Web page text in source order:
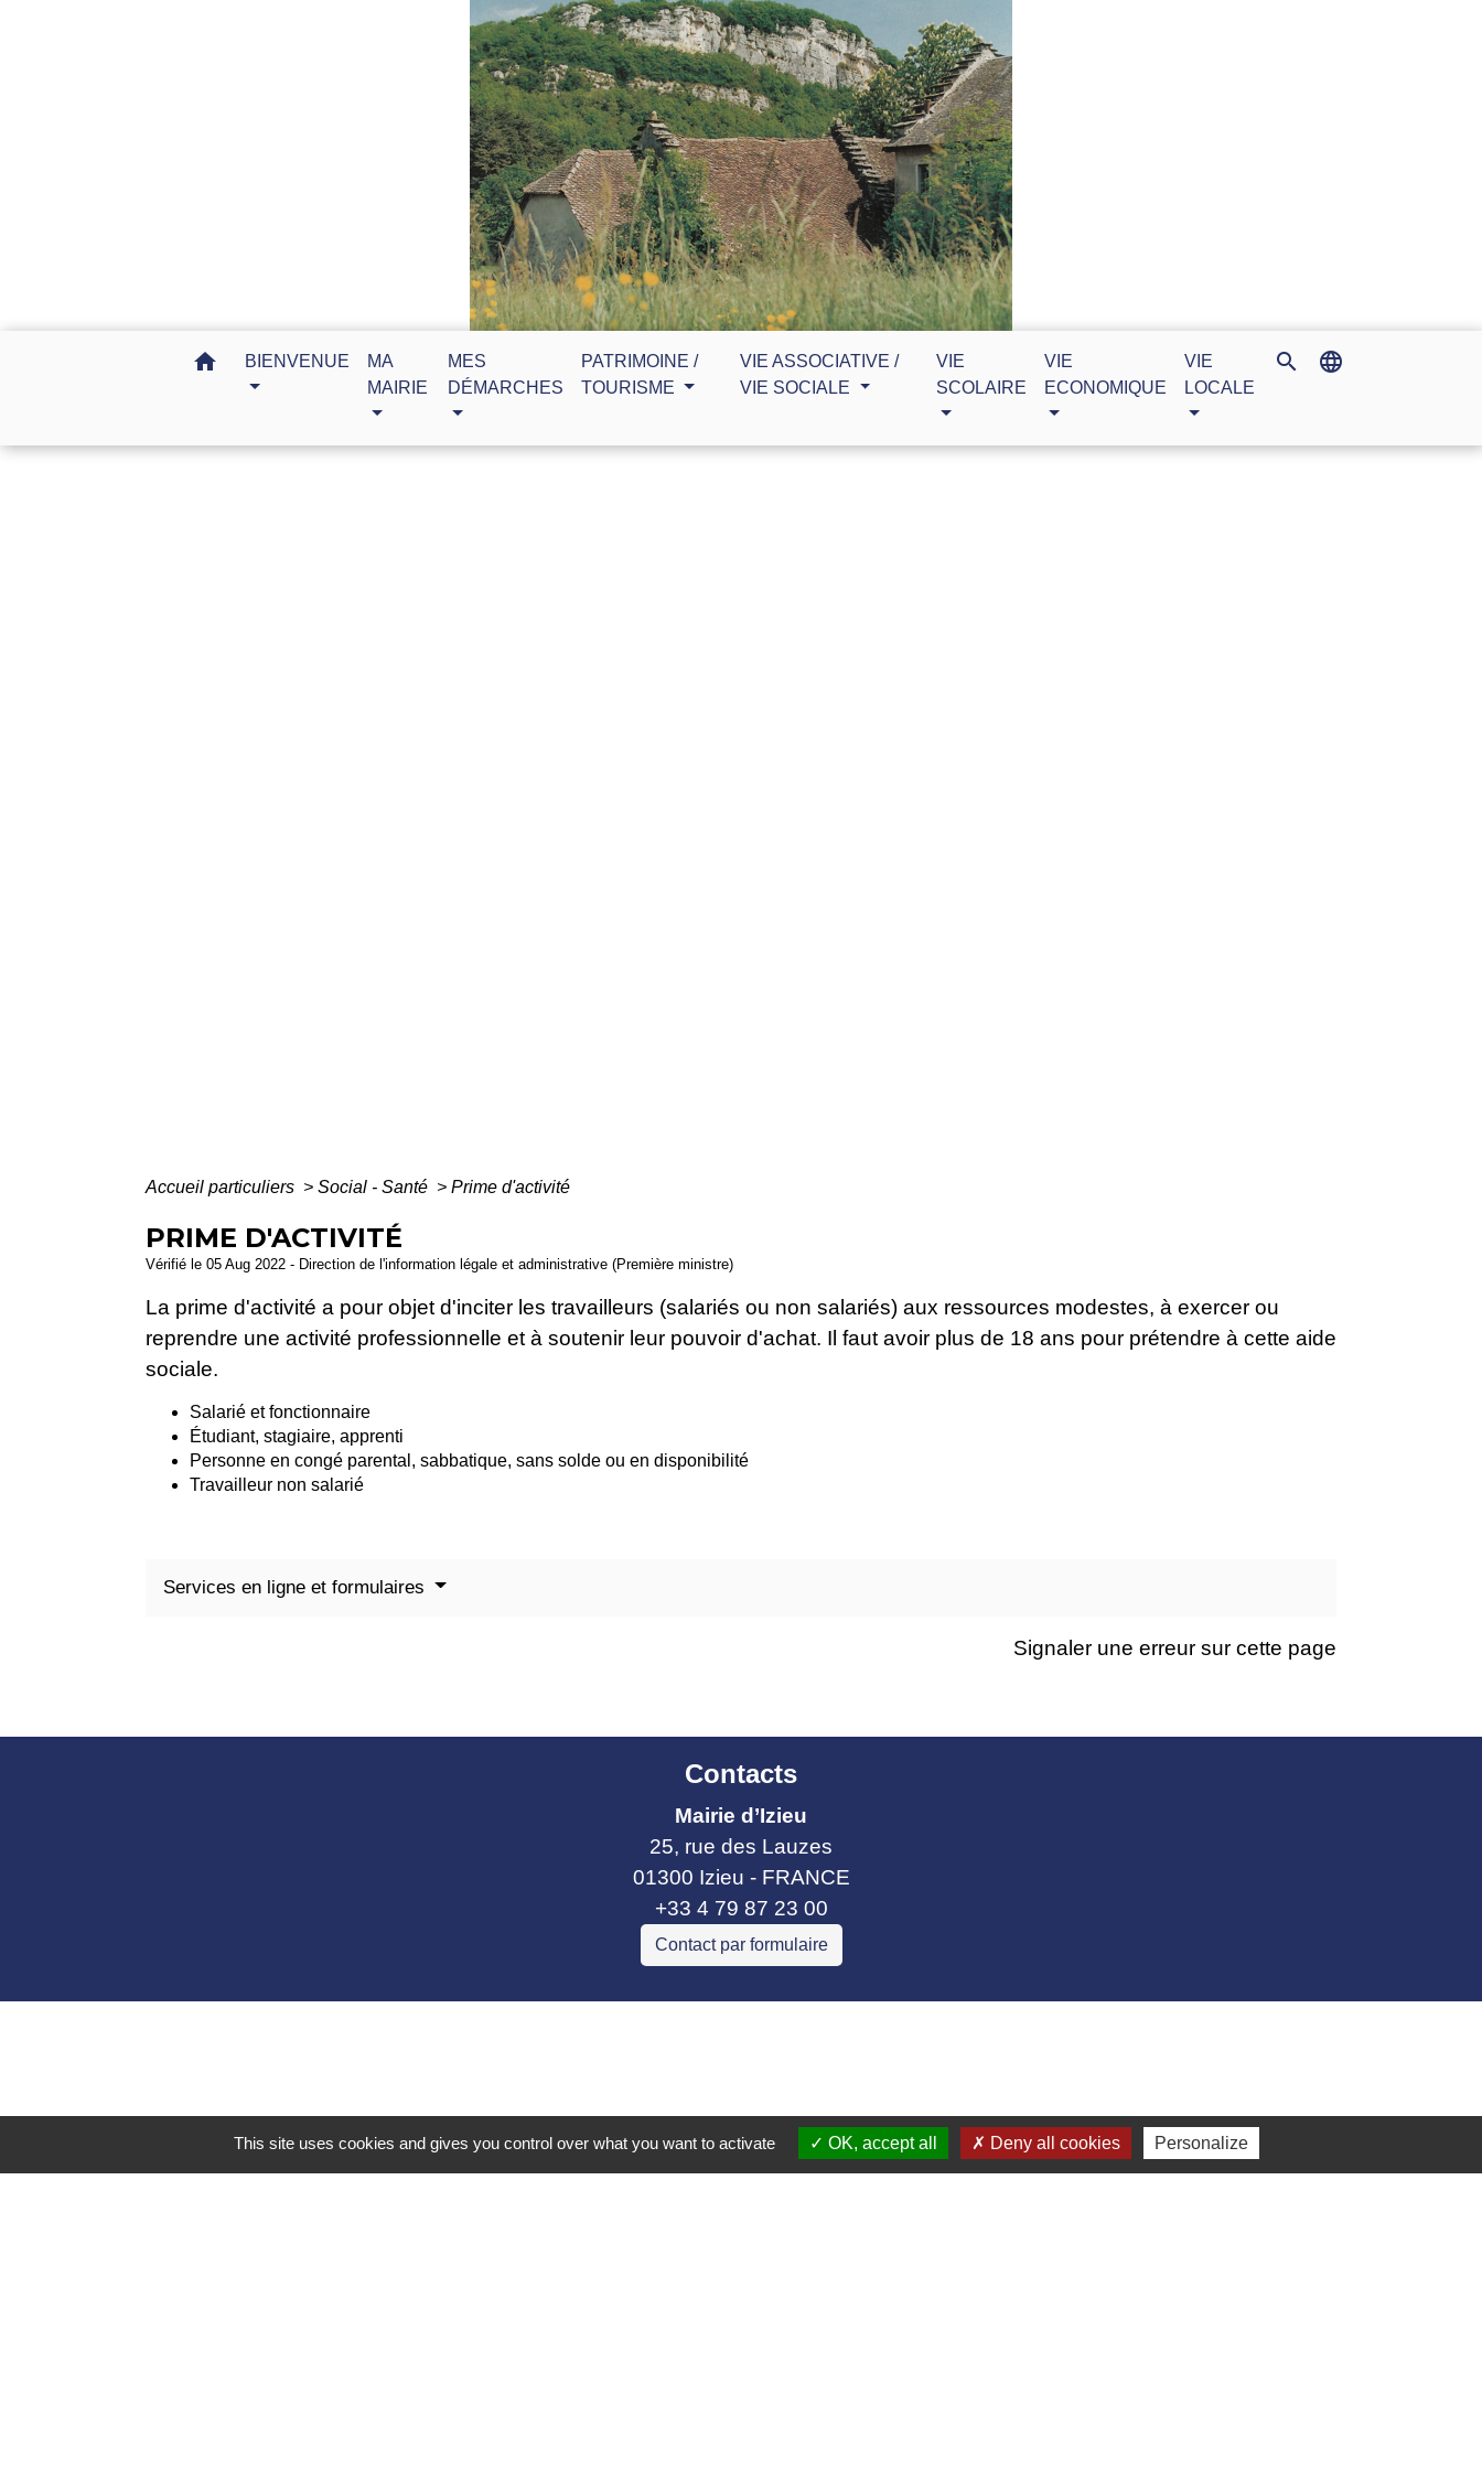
home BIENVENUE
MA
MAIRIE
MES
DÉMARCHES
PATRIMOINE /
TOURISME
VIE ASSOCIATIVE /
VIE SOCIALE
VIE
SCOLAIRE
VIE
ECONOMIQUE
VIE
LOCALE
search language
Accueil particuliers > Social - Santé > Prime d'activité
PRIME D'ACTIVITÉ
Vérifié le 05 Aug 2022 - Direction de l'information légale et administrative (Première ministre)
La prime d'activité a pour objet d'inciter les travailleurs (salariés ou non salariés) aux ressources modestes, à exercer ou
reprendre une activité professionnelle et à soutenir leur pouvoir d'achat. Il faut avoir plus de 18 ans pour prétendre à cette aide
sociale.
Salarié et fonctionnaire
Étudiant, stagiaire, apprenti
Personne en congé parental, sabbatique, sans solde ou en disponibilité
Travailleur non salarié
Services en ligne et formulaires
Signaler une erreur sur cette page
Contacts
Mairie d’Izieu
25, rue des Lauzes
01300 Izieu - FRANCE
+33 4 79 87 23 00
Contact par formulaire
Commune Brégnier Cordon
Commune Murs et Gelignieux
Sitcom de Morestel
This site uses cookies and gives you control over what you want to activate OK, accept all Deny all cookies Personalize